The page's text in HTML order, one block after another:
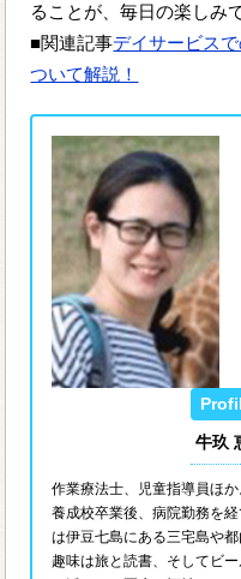
ることが、毎日の楽しみ
■関連記事デイサービス
ついて解説！
牛玖
作業療法士、児童指導員ほか
養成校卒業後、病院勤務を
は伊豆七島にある三宅島や都
趣味は旅と読書、そしてビ